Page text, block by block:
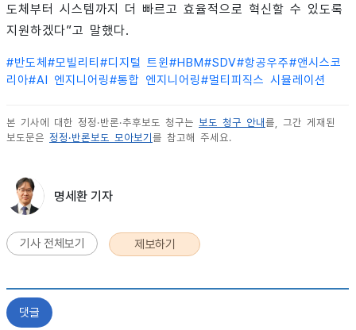
도체부터 시스템까지 더 빠르고 효율적으로 혁신할 수 있도록
지원하겠다”고 말했다.
#반도체 #모빌리티 #디지털 트윈#HBM#SDV#항공우주#앤시스코
리아#AI 엔지니어링#통합 엔지니어링#멀티피직스 시뮬레이션
본 기사에 대한 정정·반론·추후보도 청구는 보도 청구 안내를, 그간 게재된
보도문은 정정·반론보도 모아보기를 참고해 주세요.
명세환 기자
기사 전체보기 제보하기
댓글